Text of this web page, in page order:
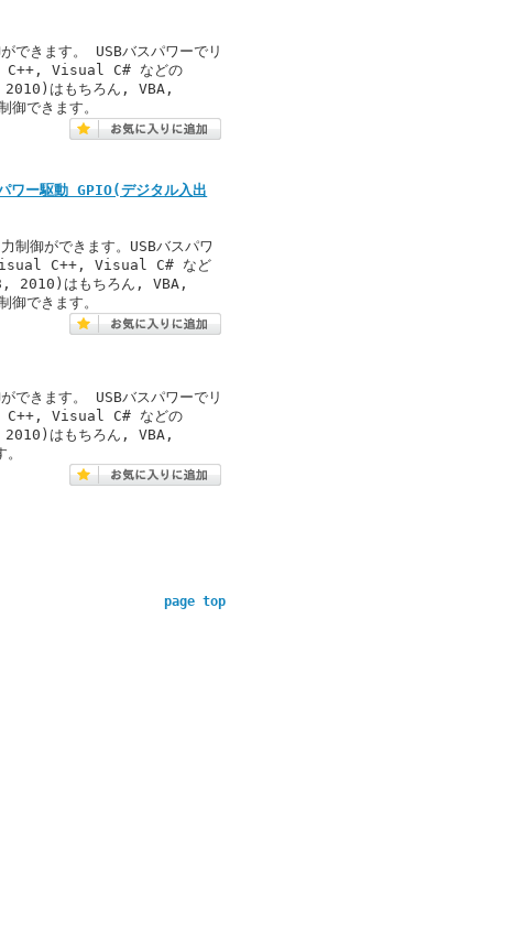
できます。 USBバスパワーでリ
C++, Visual C# などの
はもちろん, VBA,
できます。
ワー駆動 GPIO(デジタル入出
制御ができます。USBバスパワ
C++, Visual C# など
はもちろん, VBA,
できます。
できます。 USBバスパワーでリ
C++, Visual C# などの
はもちろん, VBA,
page top